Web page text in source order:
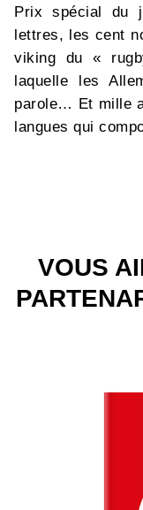
Prix spécial du
lettres, les cent
viking du «
laquelle les
parole… Et mille
langues qui
VOUS